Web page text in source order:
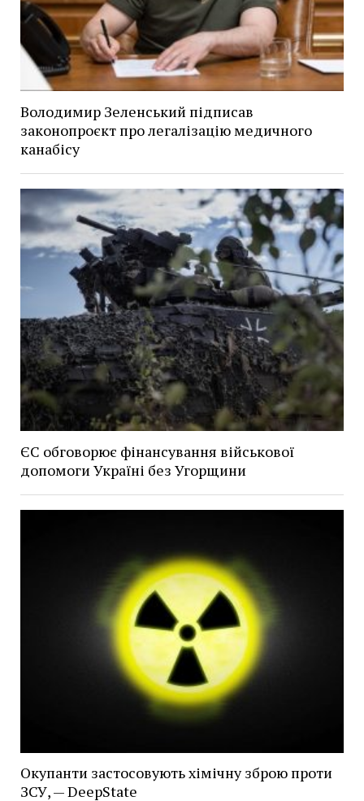
Володимир Зеленський підписав
законопроєкт про легалізацію медичного
канабісу
ЄС обговорює фінансування військової
допомоги Україні без Угорщини
Окупанти застосовують хімічну зброю проти
ЗСУ, — DeepState